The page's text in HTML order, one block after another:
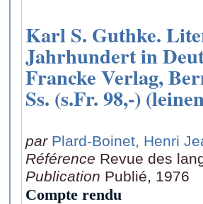
Karl S. Guthke.
Jahrhundert in
Francke Verlag,
Ss. (s.Fr. 98,-)
par Plard-Boinet, Henri
Référence Revue des
Publication Publié, 1976
Compte rendu